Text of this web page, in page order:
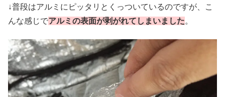
↓普段はアルミにピッタリとくっついているのですが、こ
んな感じでアルミの表面が剥がれてしまいました。